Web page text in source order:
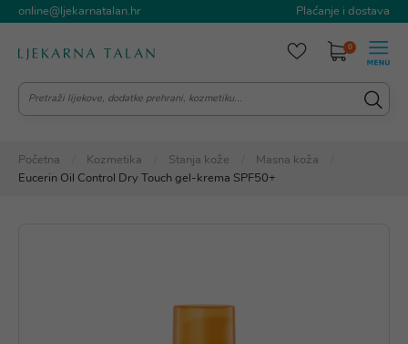
online@ljekarnatalan.hr Plaćanje i dostava
0
Početna Kozmetika Stanja kože
Masna koža
Eucerin Oil Control Dry Touch gel-krema SPF50+